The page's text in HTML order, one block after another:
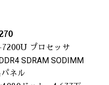
プロセッサ
SDRAM SODIMM
ネル